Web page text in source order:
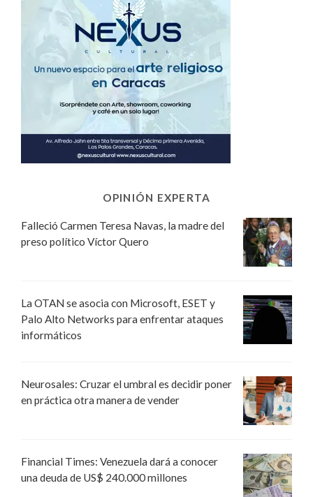
OPINIÓN EXPERTA
Falleció Carmen Teresa Navas, la madre del
preso político Víctor Quero
La OTAN se asocia con Microsoft, ESET y
Palo Alto Networks para enfrentar ataques
informáticos
Neurosales: Cruzar el umbral es decidir poner
en práctica otra manera de vender
Financial Times: Venezuela dará a conocer
una deuda de US$ 240.000 millones